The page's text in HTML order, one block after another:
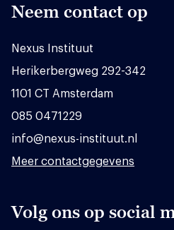
Neem contact op
Nexus Instituut
Herikerbergweg 292-342
1101 CT Amsterdam
085 0471229
info@nexus-instituut.nl
Meer contactgegevens
Volg ons op social